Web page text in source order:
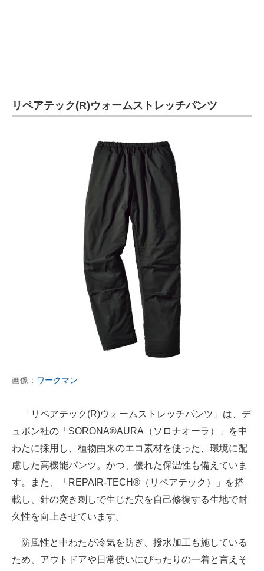
リペアテック(R)ウォームストレッチパンツ
画像： ワークマン
「リペアテック(R)ウォームストレッチパンツ」は、デ
ュポン社の「SORONA®AURA（ソロナオーラ）」を中
わたに採用し、植物由来のエコ素材を使った、環境に配
慮した高機能パンツ。かつ、優れた保温性も備えていま
す。また、「REPAIR-TECH®（リペアテック）」を搭
載し、針の突き刺しで生じた穴を自己修復する生地で耐
久性を向上させています。
防風性と中わたが冷気を防ぎ、撥水加工も施している
ため、アウトドアや日常使いにぴったりの一着と言えそ